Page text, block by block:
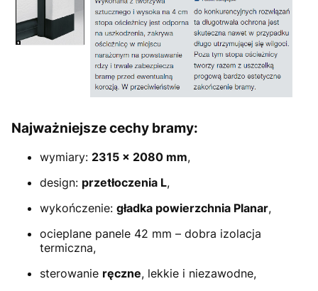
Najważniejsze cechy bramy:
wymiary: 2315 × 2080 mm,
design: przetłoczenia L,
wykończenie: gładka powierzchnia Planar,
ocieplane panele 42 mm – dobra izolacja
termiczna,
sterowanie ręczne, lekkie i niezawodne,